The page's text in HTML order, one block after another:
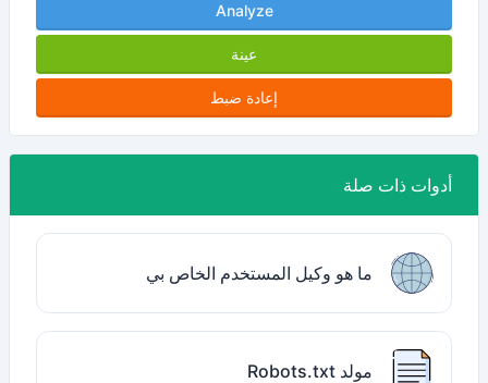
Analyze
عينة
إعادة ضبط
أدوات ذات صلة
ما هو وكيل المستخدم الخاص بي
مولد Robots.txt